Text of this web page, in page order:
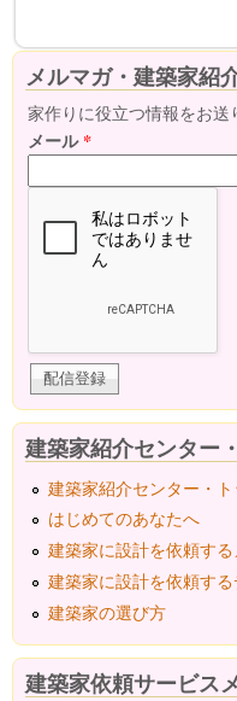
メルマガ・建築家紹
家作りに役立つ情報をお送
メール*
建築家紹介センター
建築家紹介センター・
はじめてのあなたへ
建築家に設計を依頼する
建築家に設計を依頼する
建築家の選び方
建築家依頼サービス